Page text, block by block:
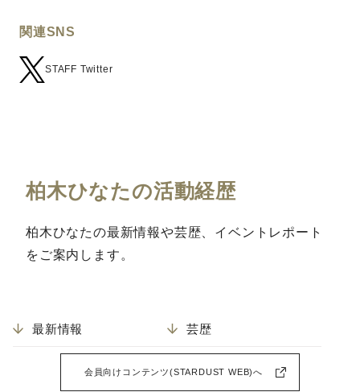
関連SNS
STAFF Twitter
柏木ひなたの活動経歴
柏木ひなたの最新情報や芸歴、イベントレポート
をご案内します。
最新情報 芸歴
会員向けコンテンツ(STARDUST WEB)へ